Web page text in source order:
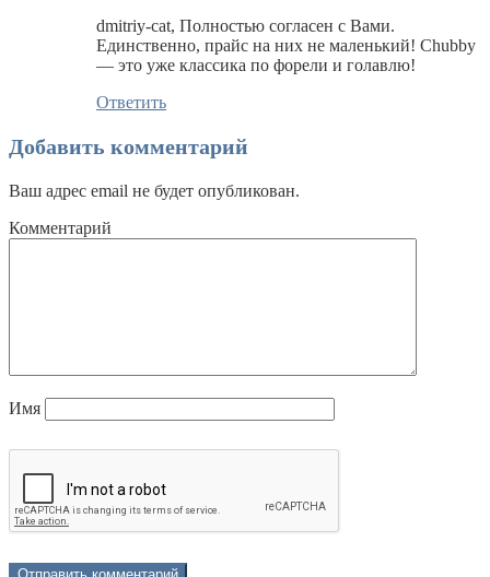
dmitriy-cat, Полностью согласен с Вами.
Единственно, прайс на них не маленький! Chubby
— это уже классика по форели и голавлю!
Ответить
Добавить комментарий
Ваш адрес email не будет опубликован.
Комментарий
Имя